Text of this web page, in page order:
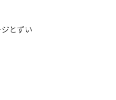
とずい